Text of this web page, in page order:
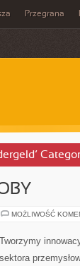
Przegrana
MOŻLIWOŚĆ
Tworzymy
sektora